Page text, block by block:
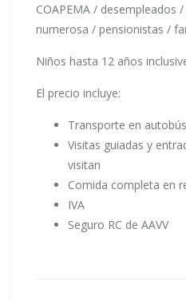
COAPEMA / desempleados
numerosa / pensionistas /
Niños hasta 12 años
El precio incluye:
Transporte en
Visitas guiadas y
visitan
Comida completa en
IVA
Seguro RC de AAVV